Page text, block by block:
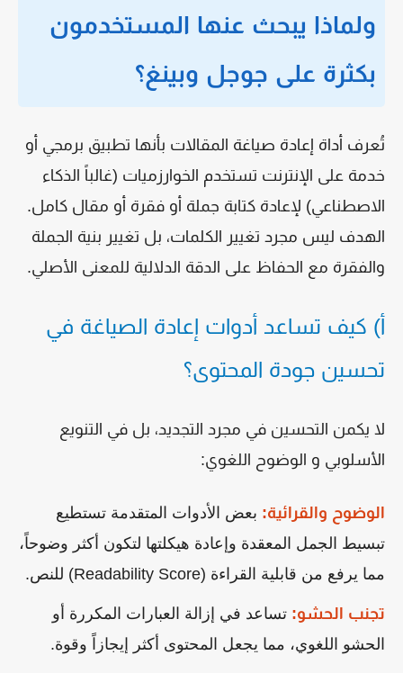
ولماذا يبحث عنها المستخدمون
بكثرة على جوجل وبينغ؟
تُعرف أداة إعادة صياغة المقالات بأنها تطبيق برمجي أو
خدمة على الإنترنت تستخدم الخوارزميات (غالباً الذكاء
الاصطناعي) لإعادة كتابة جملة أو فقرة أو مقال كامل.
الهدف ليس مجرد تغيير الكلمات، بل تغيير بنية الجملة
والفقرة مع الحفاظ على الدقة الدلالية للمعنى الأصلي.
أ) كيف تساعد أدوات إعادة الصياغة في
تحسين جودة المحتوى؟
لا يكمن التحسين في مجرد التجديد، بل في التنويع
الأسلوبي و الوضوح اللغوي:
الوضوح والقرائية:بعض الأدوات المتقدمة تستطيع
تبسيط الجمل المعقدة وإعادة هيكلتها لتكون أكثر وضوحاً،
مما يرفع من قابلية القراءة (Readability Score) للنص.
تجنب الحشو:تساعد في إزالة العبارات المكررة أو
الحشو اللغوي، مما يجعل المحتوى أكثر إيجازاً وقوة.